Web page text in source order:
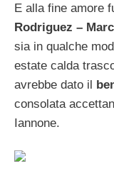
E alla fine amore
Rodriguez –
sia in qualche
estate calda
avrebbe dato il
consolata
Iannone.